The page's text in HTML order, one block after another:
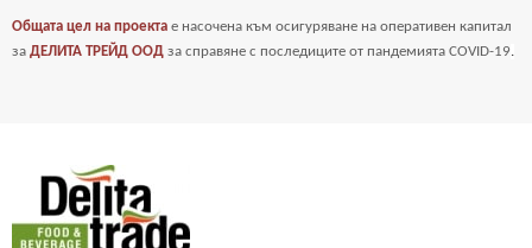
Общата цел на проекта е насочена към осигуряване на оперативен капитал
за ДЕЛИТА ТРЕЙД ООД за справяне с последиците от пандемията COVID-19.